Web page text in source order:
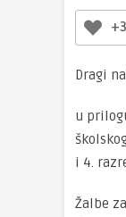
+3
Dragi
u
i 4.
Žalbe